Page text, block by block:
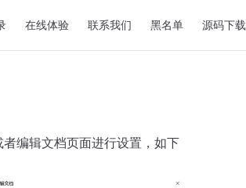
在线体验 联系我们 黑名单 源码下载
编辑文档页面进行设置，如下